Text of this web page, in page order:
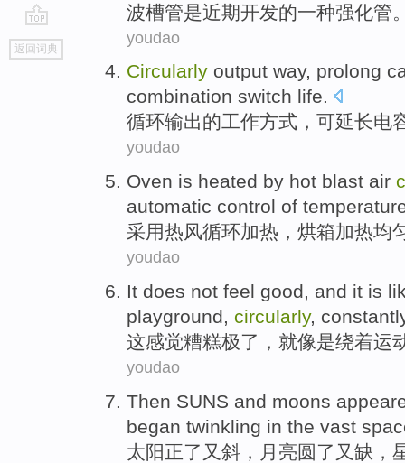
go
top
返回词典
波槽管是近期开发的一种强化管
youdao
Circularly output way, prolong
combination switch life.
循环输出的工作方式 ，可延长电
youdao
Oven is heated by hot blast air
automatic control of
采用热风循环加热 ， 烘箱加热均
youdao
It does not feel good, and it is
playground, circularly,
这感觉糟糕极了， 就像是绕着运
youdao
Then SUNS and moons
began twinkling in the vast
太阳正了又斜， 月亮圆了又缺，